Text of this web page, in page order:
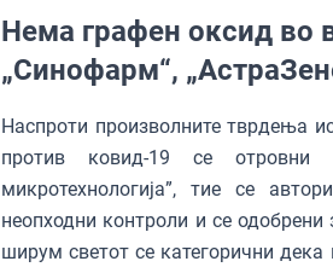
Нема графен оксид во
„Синофарм“,
Наспроти произволните тврдења
против ковид-19 се
микротехнологија”, тие се
неопходни контроли и се
ширум светот се категорични